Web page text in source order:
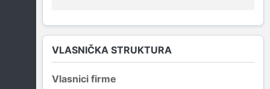
VLASNIČKA STRUKTURA
Vlasnici firme